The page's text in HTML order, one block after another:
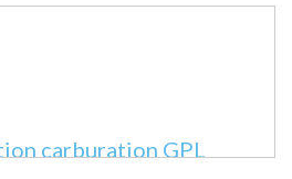
carburation GPL